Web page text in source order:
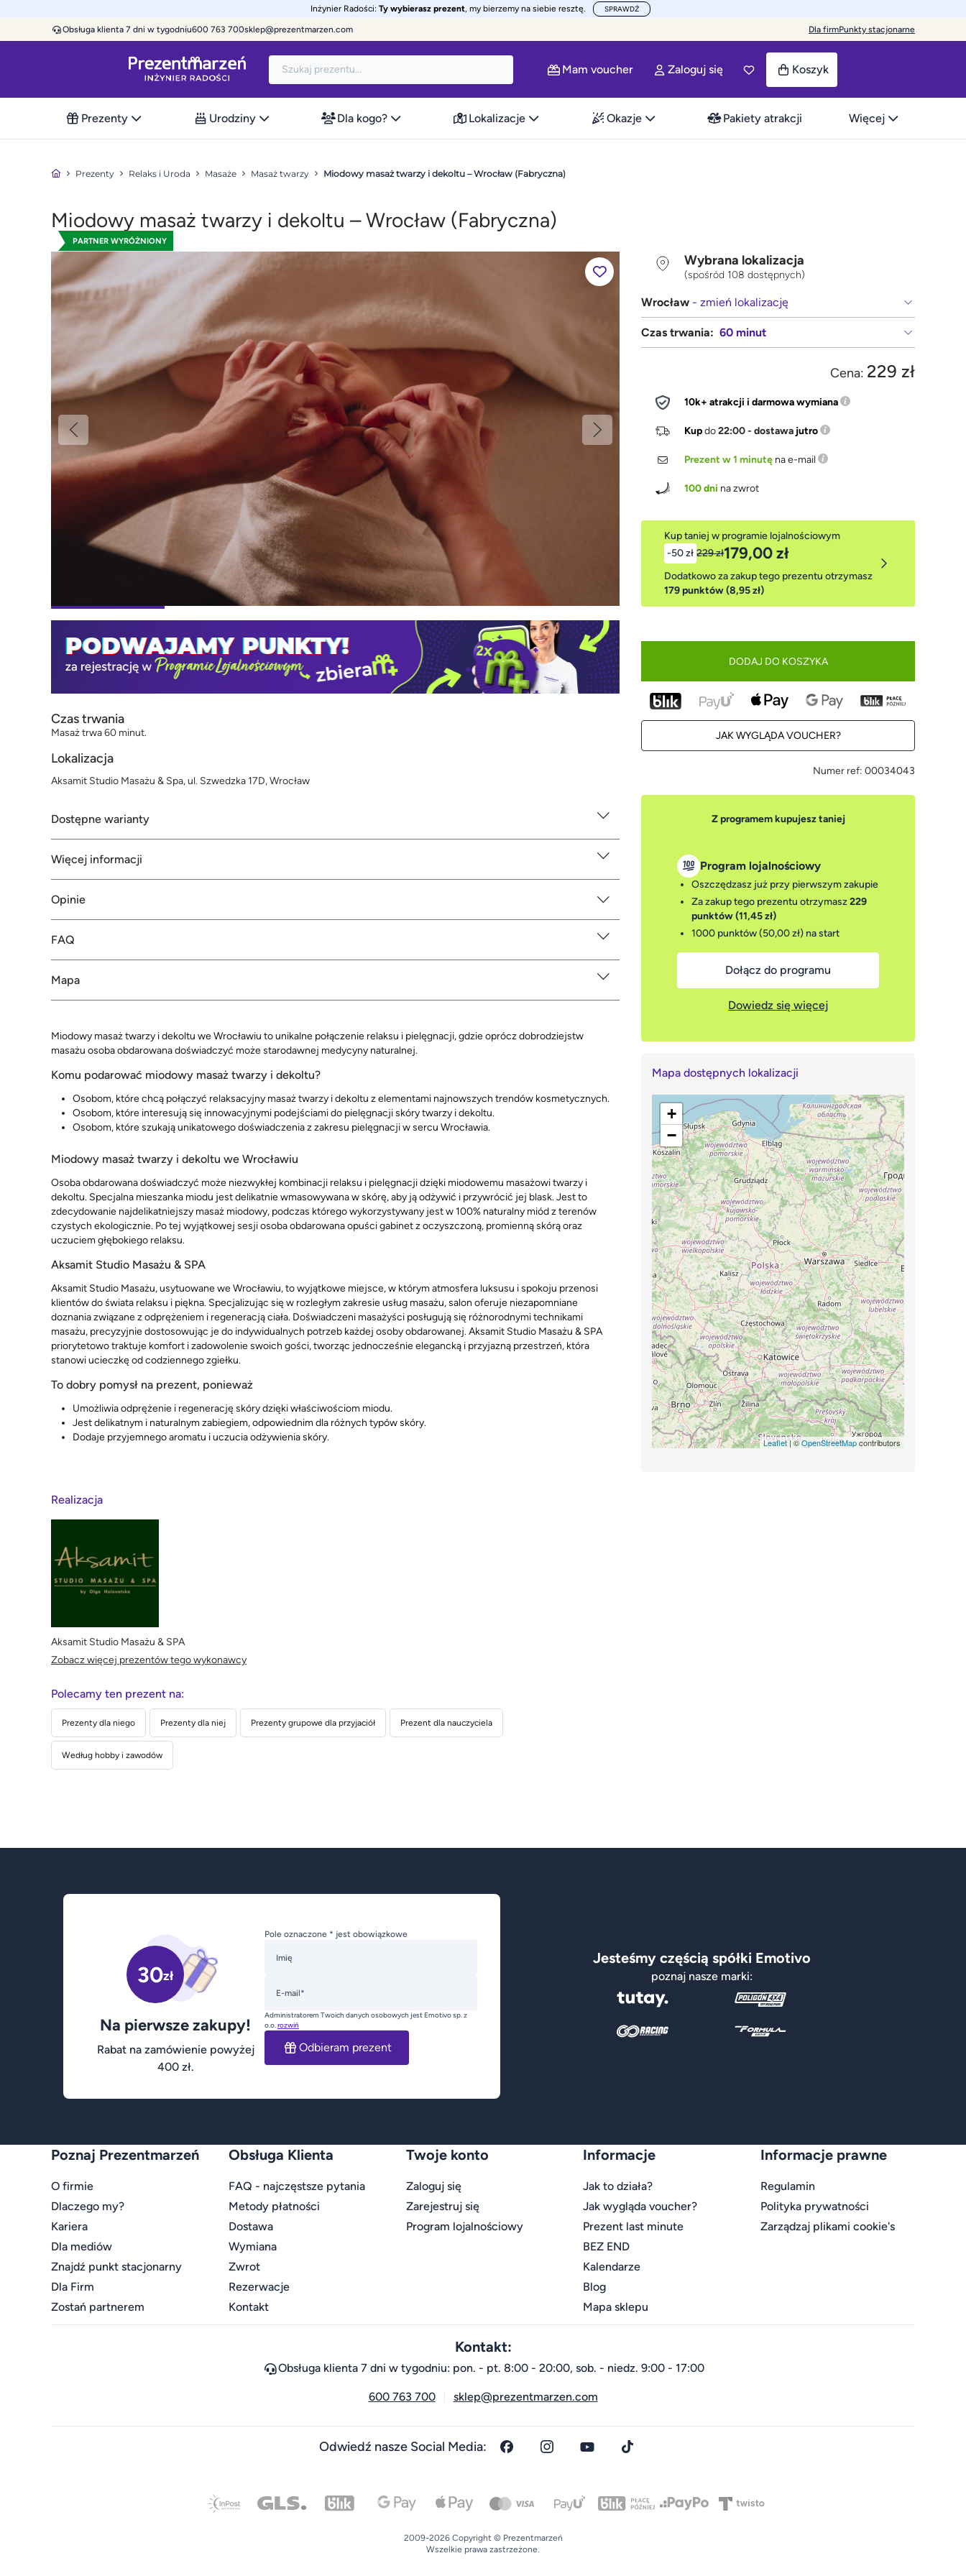
Inżynier Radości: Ty wybierasz prezent, my bierzemy na siebie resztę. SPRAWDŹ
Obsługa klienta 7 dni w tygodniu600 763 700sklep@prezentmarzen.com Dla firmPunkty stacjonarne
Mam voucher Zaloguj się Koszyk
Prezenty Urodziny Dla kogo? Lokalizacje Okazje Pakiety atrakcji Więcej
Prezenty Relaks i Uroda Masaże Masaż twarzy Miodowy masaż twarzy i dekoltu – Wrocław (Fabryczna)
Miodowy masaż twarzy i dekoltu – Wrocław (Fabryczna)
PARTNER WYRÓŻNIONY
Czas trwania
Masaż trwa 60 minut.
Lokalizacja
Aksamit Studio Masażu & Spa, ul. Szwedzka 17D, Wrocław
Dostępne warianty
Więcej informacji
Opinie
FAQ
Mapa
Miodowy masaż twarzy i dekoltu we Wrocławiu to unikalne połączenie relaksu i pielęgnacji, gdzie oprócz dobrodziejstw
masażu osoba obdarowana doświadczyć może starodawnej medycyny naturalnej.
Komu podarować miodowy masaż twarzy i dekoltu?
Osobom, które chcą połączyć relaksacyjny masaż twarzy i dekoltu z elementami najnowszych trendów kosmetycznych.
Osobom, które interesują się innowacyjnymi podejściami do pielęgnacji skóry twarzy i dekoltu.
Osobom, które szukają unikatowego doświadczenia z zakresu pielęgnacji w sercu Wrocławia.
Miodowy masaż twarzy i dekoltu we Wrocławiu
Osoba obdarowana doświadczyć może niezwykłej kombinacji relaksu i pielęgnacji dzięki miodowemu masażowi twarzy i
dekoltu. Specjalna mieszanka miodu jest delikatnie wmasowywana w skórę, aby ją odżywić i przywrócić jej blask. Jest to
zdecydowanie najdelikatniejszy masaż miodowy, podczas którego wykorzystywany jest w 100% naturalny miód z terenów
czystych ekologicznie. Po tej wyjątkowej sesji osoba obdarowana opuści gabinet z oczyszczoną, promienną skórą oraz
uczuciem głębokiego relaksu.
Aksamit Studio Masażu & SPA
Aksamit Studio Masażu, usytuowane we Wrocławiu, to wyjątkowe miejsce, w którym atmosfera luksusu i spokoju przenosi
klientów do świata relaksu i piękna. Specjalizując się w rozległym zakresie usług masażu, salon oferuje niezapomniane
doznania związane z odprężeniem i regeneracją ciała. Doświadczeni masażyści posługują się różnorodnymi technikami
masażu, precyzyjnie dostosowując je do indywidualnych potrzeb każdej osoby obdarowanej. Aksamit Studio Masażu & SPA
priorytetowo traktuje komfort i zadowolenie swoich gości, tworząc jednocześnie elegancką i przyjazną przestrzeń, która
stanowi ucieczkę od codziennego zgiełku.
To dobry pomysł na prezent, ponieważ
Umożliwia odprężenie i regenerację skóry dzięki właściwościom miodu.
Jest delikatnym i naturalnym zabiegiem, odpowiednim dla różnych typów skóry.
Dodaje przyjemnego aromatu i uczucia odżywienia skóry.
Realizacja
Aksamit Studio Masażu & SPA
Zobacz więcej prezentów tego wykonawcy
Polecamy ten prezent na:
Prezenty dla niego Prezenty dla niej Prezenty grupowe dla przyjaciół Prezent dla nauczyciela
Według hobby i zawodów
Wybrana lokalizacja
(spośród 108 dostępnych)
Wrocław - zmień lokalizację
Czas trwania:60 minut
Cena: 229 zł
10k+ atrakcji i darmowa wymiana
Kupdo22:00 - dostawa jutro
Prezent w 1 minutę na e-mail
100 dni na zwrot
Kup taniej w programie lojalnościowym
-50 zł 229 zł179,00 zł
Dodatkowo za zakup tego prezentu otrzymasz
179 punktów (8,95 zł)
DODAJ DO KOSZYKA
JAK WYGLĄDA VOUCHER?
Numer ref: 00034043
Z programem kupujesz taniej
Program lojalnościowy
Oszczędzasz już przy pierwszym zakupie
Za zakup tego prezentu otrzymasz229
punktów (11,45 zł)
1000 punktów (50,00 zł) na start
Dołącz do programu
Dowiedz się więcej
Mapa dostępnych lokalizacji
+
−
Leaflet| ©OpenStreetMapcontributors
30zł
Na pierwsze zakupy!
Rabat na zamówienie powyżej
400 zł.
Pole oznaczone * jest obowiązkowe
Imię
E-mail*
Administratorem Twoich danych osobowych jest Emotivo sp. z
o.o.rozwiń
Odbieram prezent
Jesteśmy częścią spółki Emotivo
poznaj nasze marki:
Poznaj Prezentmarzeń
O firmie
Dlaczego my?
Kariera
Dla mediów
Znajdź punkt stacjonarny
Dla Firm
Zostań partnerem
Obsługa Klienta
FAQ - najczęstsze pytania
Metody płatności
Dostawa
Wymiana
Zwrot
Rezerwacje
Kontakt
Twoje konto
Zaloguj się
Zarejestruj się
Program lojalnościowy
Informacje
Jak to działa?
Jak wygląda voucher?
Prezent last minute
BEZ END
Kalendarze
Blog
Mapa sklepu
Informacje prawne
Regulamin
Polityka prywatności
Zarządzaj plikami cookie's
Kontakt:
Obsługa klienta 7 dni w tygodniu: pon. - pt. 8:00 - 20:00, sob. - niedz. 9:00 - 17:00
600 763 700 sklep@prezentmarzen.com
Odwiedź nasze Social Media:
2009-2026 Copyright © Prezentmarzeń
Wszelkie prawa zastrzeżone.